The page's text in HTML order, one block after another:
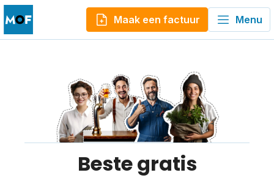
Maak een factuur Menu
Beste gratis